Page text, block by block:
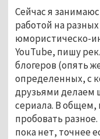
Сейчас я
работой на
юмористическо-
YouTube, пишу
блогеров (опять
определенных, с
друзьями делаем
сериала. В общем,
пробовать
пока нет, точнее